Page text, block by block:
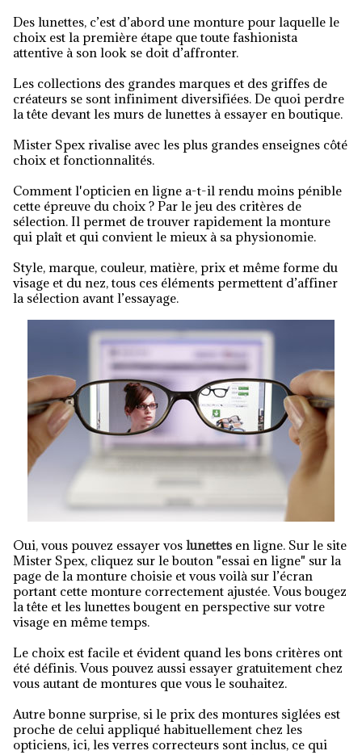
Des lunettes, c’est d’abord une monture pour laquelle le
choix est la première étape que toute fashionista
attentive à son look se doit d’affronter.
Les collections des grandes marques et des griffes de
créateurs se sont infiniment diversifiées. De quoi perdre
la tête devant les murs de lunettes à essayer en boutique.
Mister Spex rivalise avec les plus grandes enseignes côté
choix et fonctionnalités.
Comment l'opticien en ligne a-t-il rendu moins pénible
cette épreuve du choix ? Par le jeu des critères de
sélection. Il permet de trouver rapidement la monture
qui plaît et qui convient le mieux à sa physionomie.
Style, marque, couleur, matière, prix et même forme du
visage et du nez, tous ces éléments permettent d’affiner
la sélection avant l’essayage.
Oui, vous pouvez essayer vos lunettesen ligne. Sur le site
Mister Spex, cliquez sur le bouton "essai en ligne" sur la
page de la monture choisie et vous voilà sur l’écran
portant cette monture correctement ajustée. Vous bougez
la tête et les lunettes bougent en perspective sur votre
visage en même temps.
Le choix est facile et évident quand les bons critères ont
été définis. Vous pouvez aussi essayer gratuitement chez
vous autant de montures que vous le souhaitez.
Autre bonne surprise, si le prix des montures siglées est
proche de celui appliqué habituellement chez les
opticiens, ici, les verres correcteurs sont inclus, ce qui